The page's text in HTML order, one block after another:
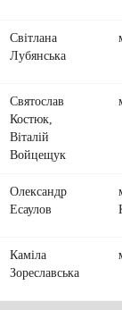
Світлана
Лубянська
Святослав
Костюк,
Віталій
Войцещук
Олександр
Есаулов
Каміла
Зореславська